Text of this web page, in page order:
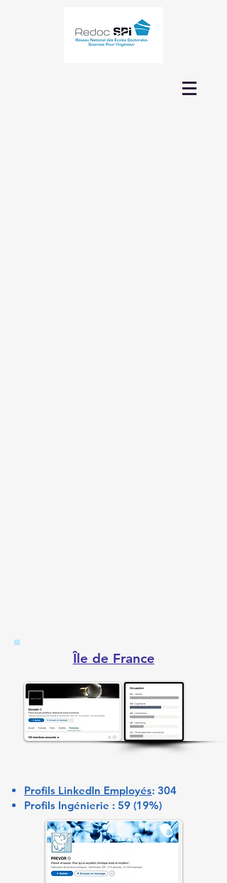
​Île de France
Profils LinkedIn Employés: 304
Profils Ingénierie : 59 (19%)